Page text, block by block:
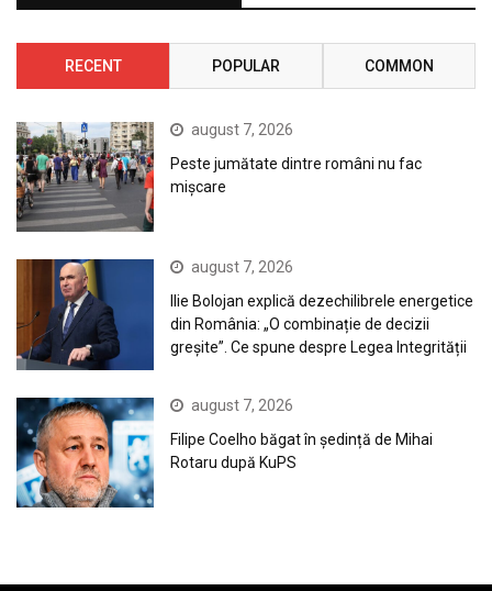
RECENT POPULAR COMMON
august 7, 2026
Peste jumătate dintre români nu fac
mișcare
august 7, 2026
Ilie Bolojan explică dezechilibrele energetice
din România: „O combinație de decizii
greșite”. Ce spune despre Legea Integrității
august 7, 2026
Filipe Coelho băgat în ședință de Mihai
Rotaru după KuPS